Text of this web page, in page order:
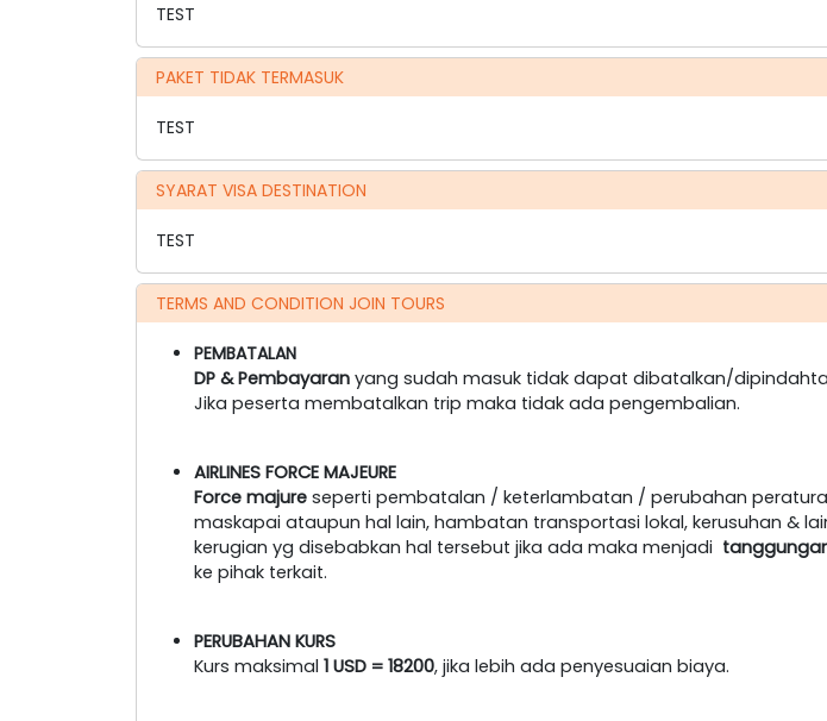
TEST
PAKET TIDAK TERMASUK
TEST
SYARAT VISA DESTINATION
TEST
TERMS AND CONDITION JOIN TOURS
PEMBATALAN
DP & Pembayaran yang sudah masuk tidak dapat dibatalkan/
Jika peserta membatalkan trip maka tidak ada pengembalian.
AIRLINES FORCE MAJEURE
Force majure seperti pembatalan / keterlambatan / perubahan
maskapai ataupun hal lain, hambatan transportasi lokal, kerusuhan &
kerugian yg disebabkan hal tersebut jika ada maka menjadi
ke pihak terkait.
PERUBAHAN KURS
Kurs maksimal 1 USD = 18200, jika lebih ada penyesuaian biaya.